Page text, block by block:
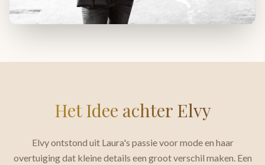
Het Idee achter Elvy
Elvy ontstond uit Laura's passie voor mode en haar
overtuiging dat kleine details een groot verschil maken. Een